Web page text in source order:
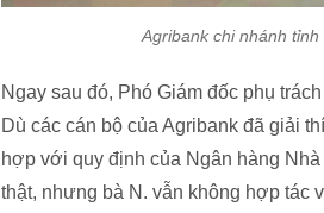
Agribank chi nhánh
Ngay sau đó, Phó Giám đốc phụ
Dù các cán bộ của Agribank đã giải
hợp với quy định của Ngân hàng
thật, nhưng bà N. vẫn không hợp tác